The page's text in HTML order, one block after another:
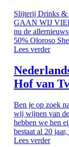
Slijterij Drinks &
GAAN WIJ
nu de
50% Oloroso
Lees verder
Hof van
Ben je op zoek
wij wijnen van
hebben we hen
bestaat al 20
Lees verder